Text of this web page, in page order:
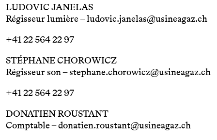
LUDOVIC JANELAS
Régisseur lumière –ludovic.janelas@usineagaz.ch
+41 22 564 22 97
STÉPHANE CHOROWICZ
Régisseur son –stephane.chorowicz@usineagaz.ch
+41 22 564 22 97
DONATIEN ROUSTANT
Comptable –donatien.roustant@usineagaz.ch